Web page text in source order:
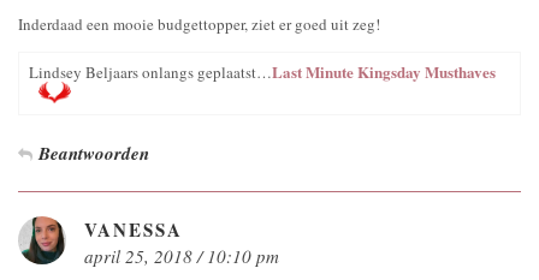
Inderdaad een mooie budgettopper, ziet er goed uit zeg!
Lindsey Beljaars onlangs geplaatst…Last Minute Kingsday Musthaves
Beantwoorden
VANESSA
april 25, 2018 / 10:10 pm